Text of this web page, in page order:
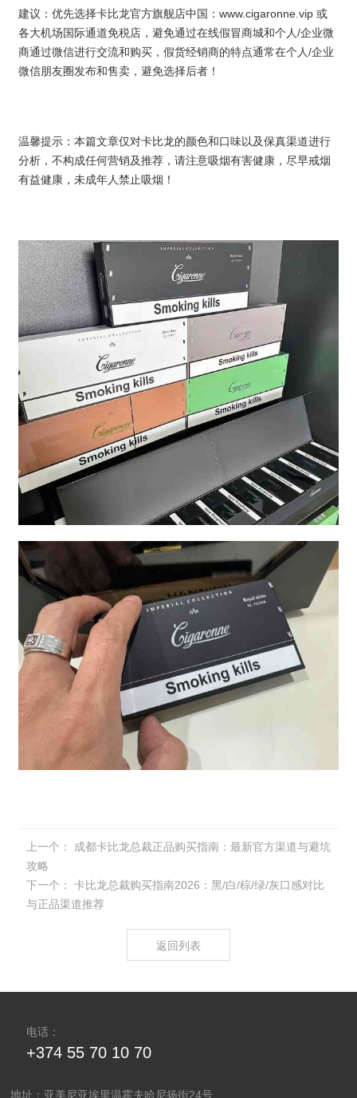
建议：优先选择卡比龙官方旗舰店中国：www.cigaronne.vip 或
各大机场国际通道免税店，避免通过在线假冒商城和个人/企业微
商通过微信进行交流和购买，假货经销商的特点通常在个人/企业
微信朋友圈发布和售卖，避免选择后者！
温馨提示：本篇文章仅对卡比龙的颜色和口味以及保真渠道进行
分析，不构成任何营销及推荐，请注意吸烟有害健康，尽早戒烟
有益健康，未成年人禁止吸烟！
上一个：
成都卡比龙总裁正品购买指南：最新官方渠道与避坑
攻略
下一个：
​卡比龙总裁购买指南2026：黑/白/棕/绿/灰口感对比
与正品渠道推荐
返回列表
电话：
+374 55 70 10 70
地址：亚美尼亚埃里温霍夫哈尼扬街24号